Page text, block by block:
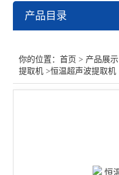
产品目录
低温超声波萃取仪
你的位置：首页 > 产品展示
提取机 >恒温超声波提取机